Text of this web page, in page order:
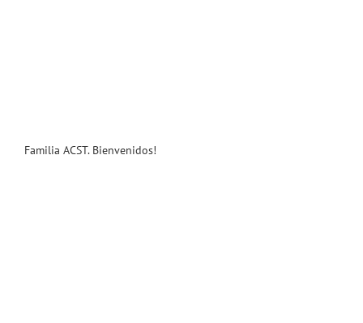
Familia ACST. Bienvenidos!